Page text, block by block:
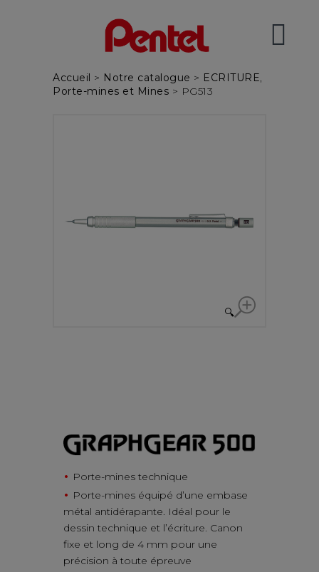
Accueil > Notre catalogue > ECRITURE,
Porte-mines et Mines > PG513
🔍
Porte-mines technique
Porte-mines équipé d’une embase
métal antidérapante. Idéal pour le
dessin technique et l’écriture. Canon
fixe et long de 4 mm pour une
précision à toute épreuve